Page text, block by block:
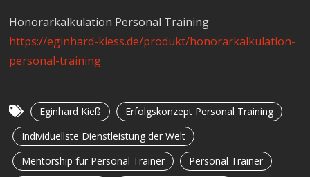
Honorarkalkulation Personal Training
https://eginhard-kiess.de/produkt/honorarkalkulation-
personal-training
Eginhard Kieß
Erfolgskonzept Personal Training
Individuellste Dienstleistung der Welt
Mentorship für Personal Trainer
Personal Trainer